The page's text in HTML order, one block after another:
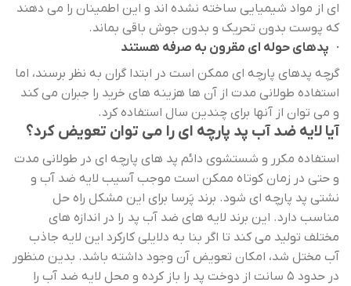
‌ای از مواد شیمیایی ساخته نشده ‌اند و این اطمینان را می ‌دهند
که پوست بدون تحریک‌ و بدون جوش باقی بماند.
· پدهای حوله ای مقرون به صرفه هستند
گرچه پدهای پارچه ای ممکن است در ابتدا گران به نظر برسند، اما
استفاده طولانی مدت از آن ها هزینه های خرید را جبران می کند
و می توان از آنها برای چندین سال استفاده کرد.
آیا لایه ضد آب پد پارچه ای را می توان تعویض کرد؟
استفاده مکرر و شستشوی دائم پد های پارچه ای در طولانی مدت
و حتی در زمان کوتاه ممکن است موجب آسیب لایه ضد آب و
نشتی پد پارچه ای شود. برند پَرسا برای این مشکل راه حل
مناسب دارد. این برند لایه های ضد آب پد را در اندازه های
مختلف تولید می کند تا اگر بنا به دلایلی کارکرد این لایه جاذب
آب مختل شد، امکان تعویض آن وجود داشته باشد. بدین منظور
در حدود 5 سانت از دوخت پد را باز کرده و محل لایه ضد آب را